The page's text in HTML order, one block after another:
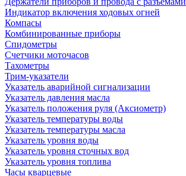
Индикатор включения ходовых огней
Компасы
Комбинированные приборы
Спидометры
Счетчики моточасов
Тахометры
Трим-указатели
Указатель аварийной сигнализации
Указатель давления масла
Указатель положения руля (Аксиометр)
Указатель температуры воды
Указатель температуры масла
Указатель уровня воды
Указатель уровня сточных вод
Указатель уровня топлива
Часы кварцевые